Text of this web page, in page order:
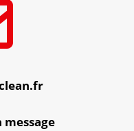
message